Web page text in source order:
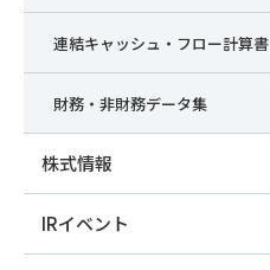
連結キャッシュ・フロー計算書
財務・非財務データ集
株式情報
IRイベント